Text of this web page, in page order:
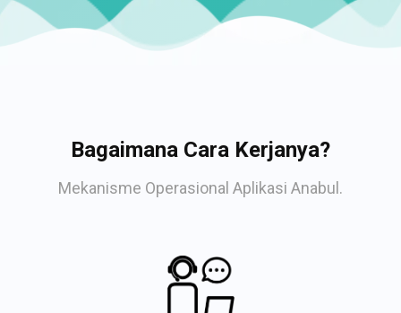
Bagaimana Cara Kerjanya?
Mekanisme Operasional Aplikasi Anabul.